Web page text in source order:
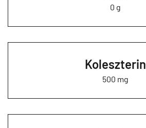
0 g
Koleszterin
500 mg